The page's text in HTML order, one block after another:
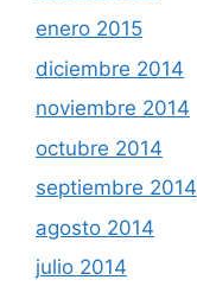
enero 2015
diciembre 2014
noviembre 2014
octubre 2014
septiembre 2014
agosto 2014
julio 2014